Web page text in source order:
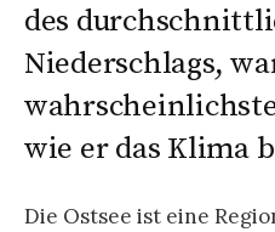
des
Niederschlags,
wie er das Klima
Die Ostsee ist eine